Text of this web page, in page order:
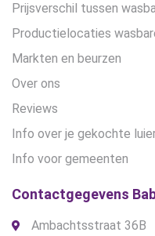
Prijsverschil tussen
Productielocaties
Markten en beurzen
Over ons
Reviews
Info over je gekochte
Info voor gemeenten
Contactgegevens
Ambachtsstraat 36B